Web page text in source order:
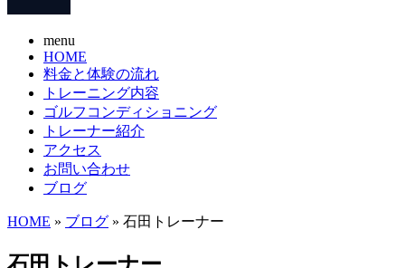
menu
HOME
料金と体験の流れ
トレーニング内容
ゴルフコンディショニング
トレーナー紹介
アクセス
お問い合わせ
ブログ
HOME » ブログ » 石田トレーナー